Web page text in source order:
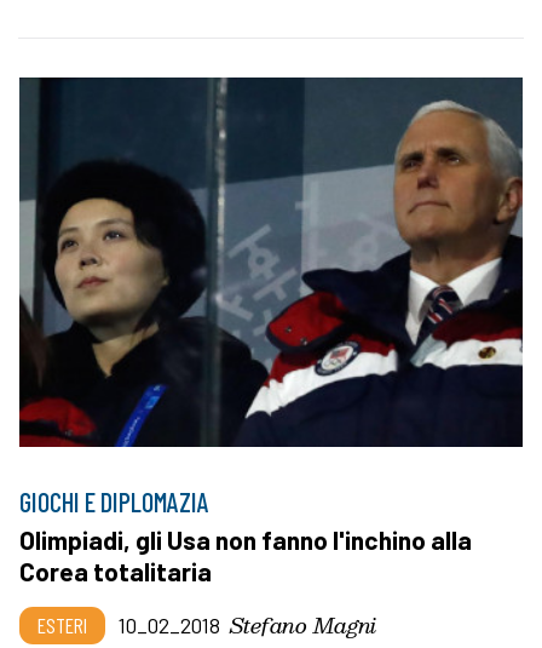
GIOCHI E DIPLOMAZIA
Olimpiadi, gli Usa non fanno l'inchino alla
Corea totalitaria
ESTERI 10_02_2018 Stefano Magni